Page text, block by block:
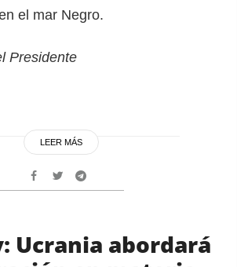
el mar Negro.
Presidente
LEER MÁS
Ucrania abordará